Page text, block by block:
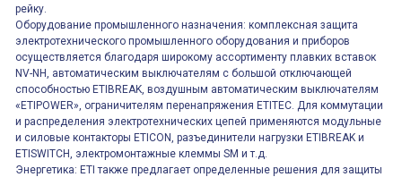
рейку.
Оборудование промышленного назначения: комплексная защита
электротехнического промышленного оборудования и приборов
осуществляется благодаря широкому ассортименту плавких вставок
NV-NH, автоматическим выключателям с большой отключающей
способностью ETIBREAK, воздушным автоматическим выключателям
«ETIPOWER», ограничителям перенапряжения ETITEC. Для коммутации
и распределения электротехнических цепей применяются модульные
и силовые контакторы ETICON, разъединители нагрузки ETIBREAK и
ETISWITCH, электромонтажные клеммы SM и т.д.
Энергетика: ETI также предлагает определенные решения для защиты